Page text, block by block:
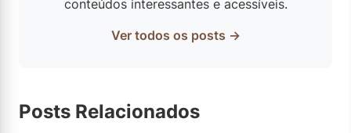
conteúdos interessantes e acessíveis.
Ver todos os posts →
Posts Relacionados